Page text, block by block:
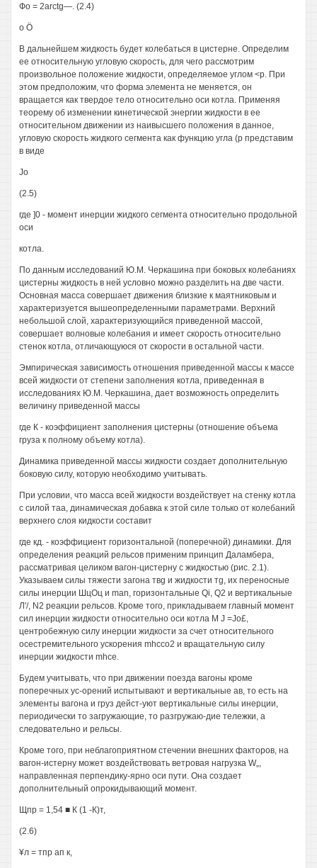
Фо = 2arctg—. (2.4)
о Ö
В дальнейшем жидкость будет колебаться в цистерне. Определим
ее относительную угловую скорость, для чего рассмотрим
произвольное положение жидкости, определяемое углом <р. При
этом предположим, что форма элемента не меняется, он
вращается как твердое тело относительно оси котла. Применяя
теорему об изменении кинетической энергии жидкости в ее
относительном движении из наивысшего положения в данное,
угловую скорость жидкого сегмента как функцию угла (р представим
в виде
Jo
(2.5)
где ]0 - момент инерции жидкого сегмента относительно продольной
оси
котла.
По данным исследований Ю.М. Черкашина при боковых колебаниях
цистерны жидкость в ней условно можно разделить на две части.
Основная масса совершает движения близкие к маятниковым и
характеризуется вышеопределенными параметрами. Верхний
небольшой слой, характеризующийся приведенной массой,
совершает волновые колебания и имеет скорость относительно
стенок котла, отличающуюся от скорости в остальной части.
Эмпирическая зависимость отношения приведенной массы к массе
всей жидкости от степени заполнения котла, приведенная в
исследованиях Ю.М. Черкашина, дает возможность определить
величину приведенной массы
где К - коэффициент заполнения цистерны (отношение объема
груза к полному объему котла).
Динамика приведенной массы жидкости создает дополнительную
боковую силу, которую необходимо учитывать.
При условии, что масса всей жидкости воздействует на стенку котла
с силой таа, динамическая добавка к этой силе только от колебаний
верхнего слоя кидкости составит
где кд. - коэффициент горизонтальной (поперечной) динамики. Для
определения реакций рельсов применим принцип Даламбера,
рассматривая целиком вагон-цистерну с жидкостью (рис. 2.1).
Указываем силы тяжести загона твg и жидкости тg, их переносные
силы инерции ШцОц и man, горизонтальные Qi, Q2 и вертикальные
Л'/, N2 реакции рельсов. Кроме того, прикладываем главный момент
сил инерции жидкости относительно оси котла М J =Jo£,
центробежную силу инерции жидкости за счет относительного
осестремительного ускорения mhcco2 и вращательную силу
инерции жидкости mhce.
Будем учитывать, что при движении поезда вагоны кроме
поперечных ус-орений испытывают и вертикальные ав, то есть на
элементы вагона и груз дейст-уют вертикальные силы инерции,
периодически то загружающие, то разгружаю-дие тележки, а
следовательно и рельсы.
Кроме того, при неблагоприятном стечении внешних факторов, на
вагон-истерну может воздействовать ветровая нагрузка W„,
направленная перпендику-ярно оси пути. Она создает
дополнительный опрокидывающий момент.
Щпр = 1,54 ■ К (1 -К)т,
(2.6)
¥л = тпр ап к,